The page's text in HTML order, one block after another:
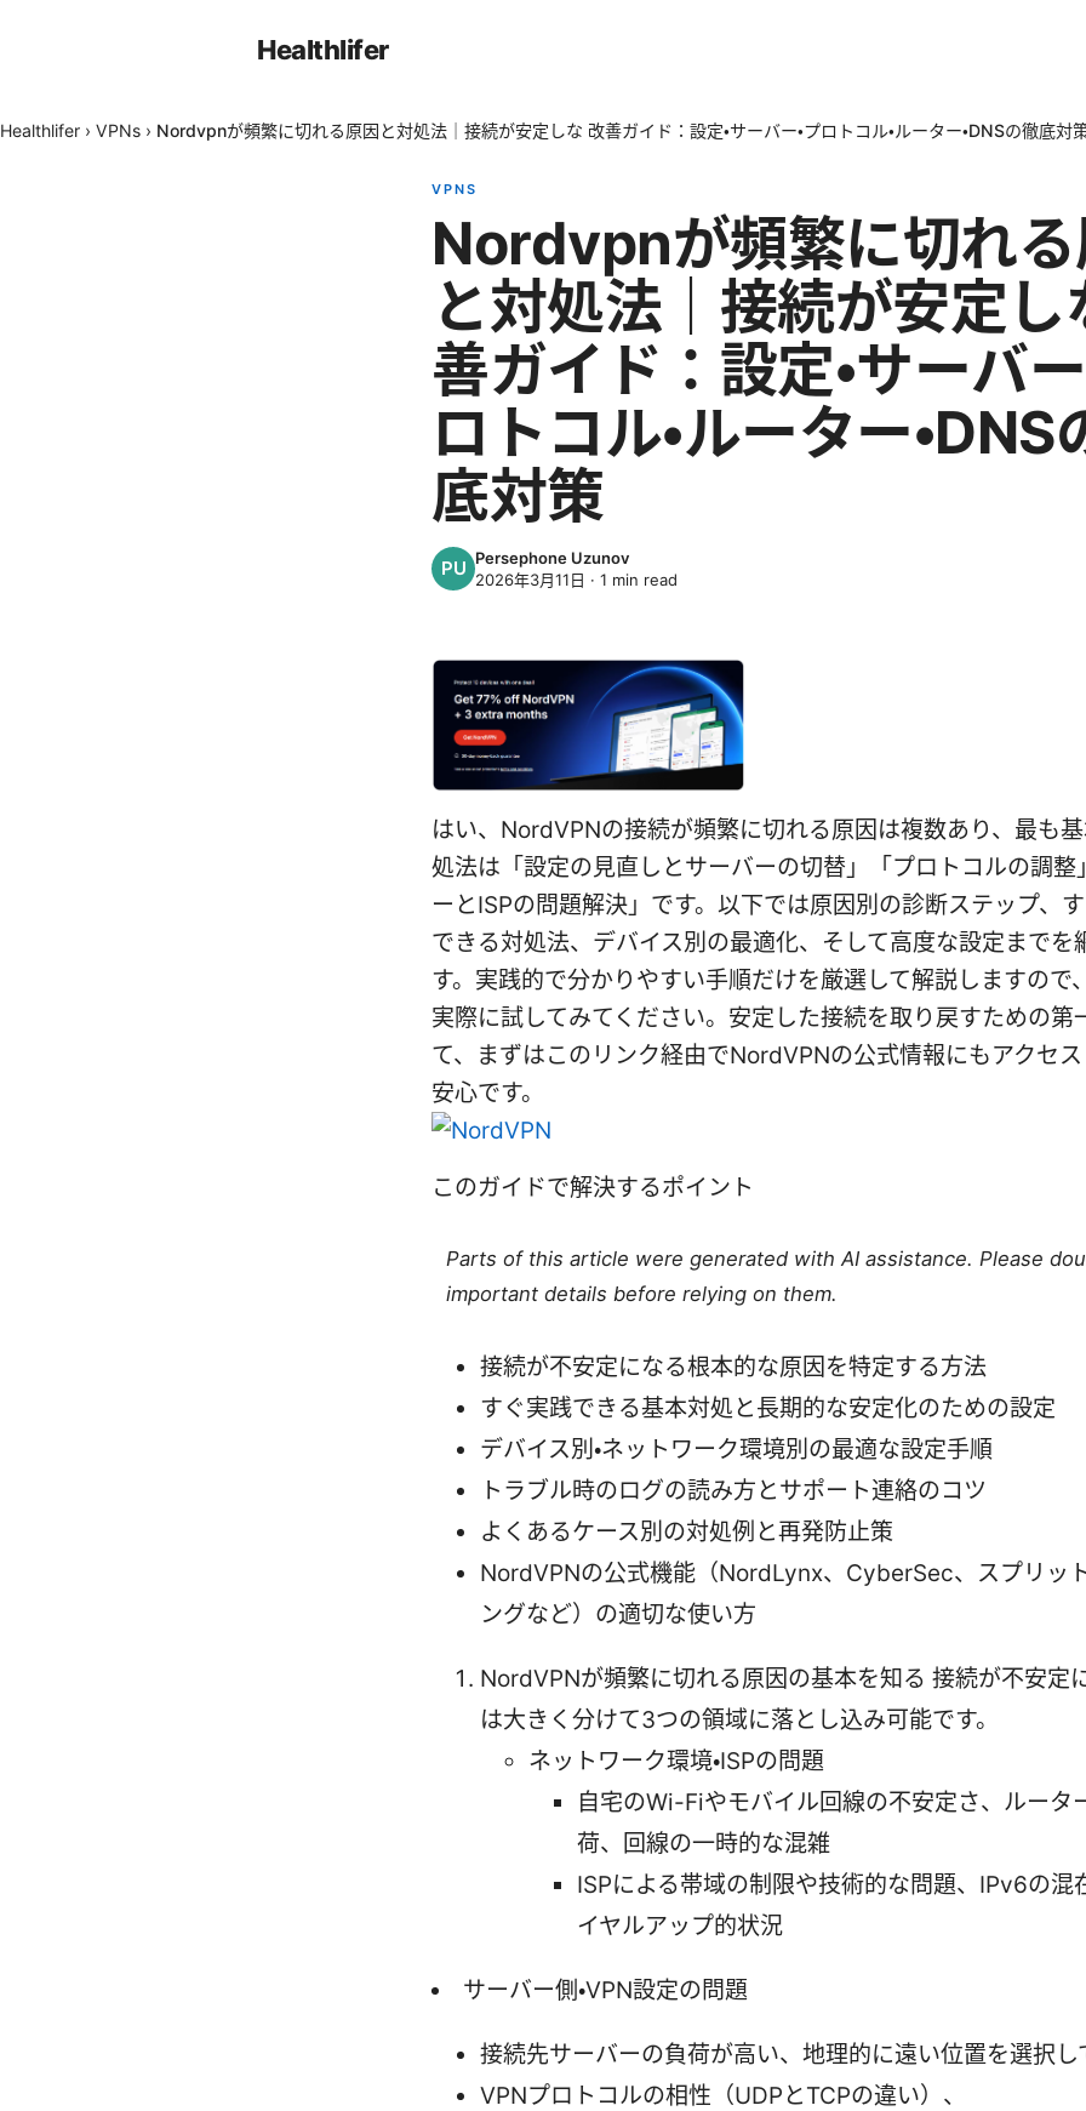
Healthlifer
Healthlifer › VPNs › Nordvpnが頻繁に切れる原因と対処法｜接続が安定しな 改善ガイド：設定・サーバー・プロトコル・ルーター・DNSの徹底対
VPNS
Nordvpnが頻繁に切れる
と対処法｜接続が安定し
善ガイド：設定・サーバー
ロトコル・ルーター・DNS
底対策
Persephone Uzunov
2026年3月11日 · 1 min read
はい、NordVPNの接続が頻繁に切れる原因は複数あり、最も
処法は「設定の見直しとサーバーの切替」「プロトコルの調整
ーとISPの問題解決」です。以下では原因別の診断ステップ、
できる対処法、デバイス別の最適化、そして高度な設定までを
す。実践的で分かりやすい手順だけを厳選して解説しますので
実際に試してみてください。安定した接続を取り戻すための第
て、まずはこのリンク経由でNordVPNの公式情報にもアクセス
安心です。
このガイドで解決するポイント
Parts of this article were generated with AI assistance. Please
important details before relying on them.
接続が不安定になる根本的な原因を特定する方法
すぐ実践できる基本対処と長期的な安定化のための設定
デバイス別・ネットワーク環境別の最適な設定手順
トラブル時のログの読み方とサポート連絡のコツ
よくあるケース別の対処例と再発防止策
NordVPNの公式機能（NordLynx、CyberSec、スプリッ
ングなど）の適切な使い方
NordVPNが頻繁に切れる原因の基本を知る 接続が不安定
は大きく分けて3つの領域に落とし込み可能です。
ネットワーク環境・ISPの問題
自宅のWi-Fiやモバイル回線の不安定さ、ルータ
荷、回線の一時的な混雑
ISPによる帯域の制限や技術的な問題、IPv6の混
イヤルアップ的状況
サーバー側・VPN設定の問題
接続先サーバーの負荷が高い、地理的に遠い位置を選択し
VPNプロトコルの相性（UDPとTCPの違い）、